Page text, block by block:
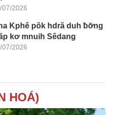
07/2026
Kphê pŏk hdră duh ƀơ̆ng
kơ mnuih Sêdang
07/2026
HOÁ)